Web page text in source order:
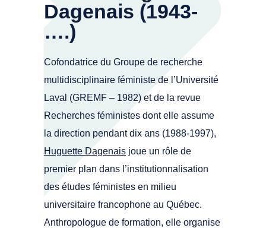
Dagenais (1943-
….)
Cofondatrice du Groupe de recherche
multidisciplinaire féministe de l’Université
Laval (GREMF – 1982) et de la revue
Recherches féministes dont elle assume
la direction pendant dix ans (1988-1997),
Huguette Dagenais joue un rôle de
premier plan dans l’institutionnalisation
des études féministes en milieu
universitaire francophone au Québec.
Anthropologue de formation, elle organise